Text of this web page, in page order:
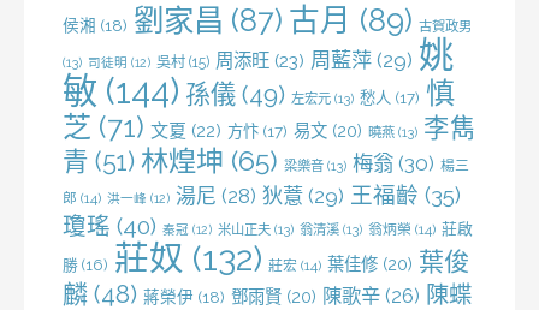
侯湘 (18) 劉家昌 (87) 古月 (89) 古賀政男
(13) 司徒明 (12) 吳村 (15) 周添旺 (23) 周藍萍 (29) 姚
敏 (144) 孫儀 (49) 左宏元 (13) 愁人 (17) 慎
芝 (71) 文夏 (22) 方忭 (17) 易文 (20) 曉燕 (13) 李雋
青 (51) 林煌坤 (65) 梁樂音 (13) 梅翁 (30) 楊三
郎 (14) 洪一峰 (12) 湯尼 (28) 狄薏 (29) 王福齡 (35)
瓊瑤 (40) 秦冠 (12) 米山正夫 (13) 翁清溪 (13) 翁炳榮 (14) 莊啟
勝 (16) 莊奴 (132) 莊宏 (14) 葉佳修 (20) 葉俊
麟 (48) 蔣榮伊 (18) 鄧雨賢 (20) 陳歌辛 (26) 陳蝶